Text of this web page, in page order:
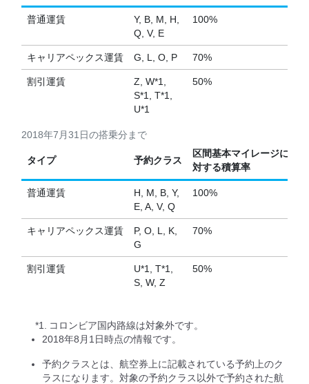
普通運賃
Y, B, M, H,
Q, V, E
100%
キャリアペックス運賃 G, L, O, P 70%
割引運賃
Z, W*1,
S*1, T*1,
U*1
50%
2018年7月31日の搭乗分まで
タイプ 予約クラス
区間基本マイレージに
対する積算率
普通運賃
H, M, B, Y,
E, A, V, Q
100%
キャリアペックス運賃
P, O, L, K,
G
70%
割引運賃
U*1, T*1,
S, W, Z
50%
*1.
コロンビア国内路線は対象外です。
2018年8月1日時点の情報です。
予約クラスとは、航空券上に記載されている予約上のク
ラスになります。対象の予約クラス以外で予約された航